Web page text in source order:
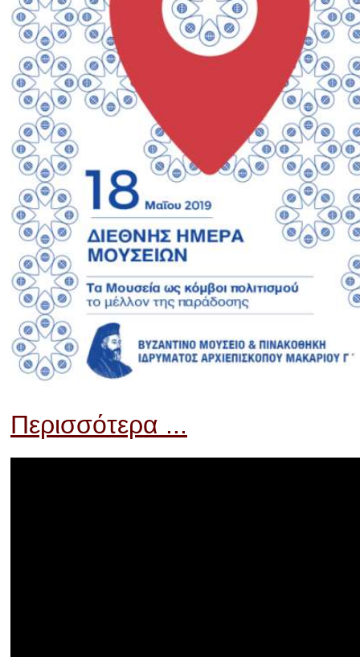
Περισσότερα ...